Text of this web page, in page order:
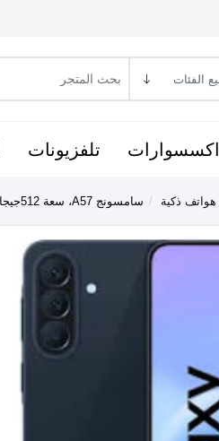
اكسسوارات تلفزيونات
هواتف ذكية / سامسونج A57، سعة 512جيجا، رام 12جيجا،شبكة 5G - ازرق غامق